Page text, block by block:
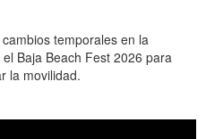
temporales en la
Baja Beach Fest 2026 para
la movilidad.